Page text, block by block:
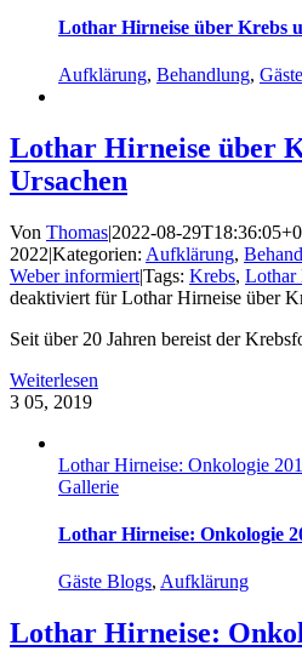
Lothar Hirneise über Krebs
Aufklärung, Behandlung,
Lothar Hirneise über
Ursachen
Von Thomas|2022-08-
2022|Kategorien: Aufklärung,
Weber informiert|Tags: Krebs, Lothar
deaktiviert für Lothar Hirneise über
Seit über 20 Jahren bereist der
Weiterlesen
3 05, 2019
Lothar Hirneise: Onkologie
Gallerie
Lothar Hirneise: Onkologie
Gäste Blogs, Aufklärung
Lothar Hirneise: